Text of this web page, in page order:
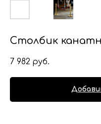
Столбик
7 982 руб.